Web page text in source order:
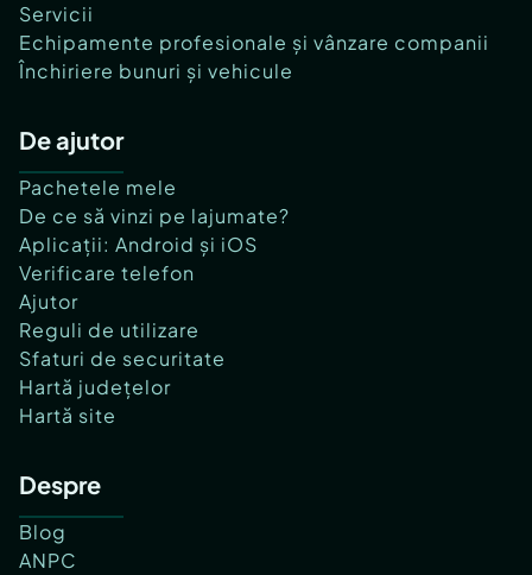
Servicii
Echipamente profesionale și vânzare companii
Închiriere bunuri și vehicule
De ajutor
Pachetele mele
De ce să vinzi pe lajumate?
Aplicații: Android și iOS
Verificare telefon
Ajutor
Reguli de utilizare
Sfaturi de securitate
Hartă județelor
Hartă site
Despre
Blog
ANPC